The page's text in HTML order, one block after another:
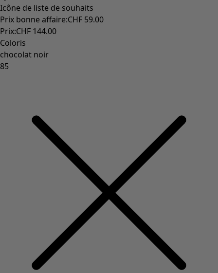
Icône de liste de souhaits
Prix bonne affaire:CHF 59.00
Prix:CHF 144.00
Coloris
chocolat noir
85